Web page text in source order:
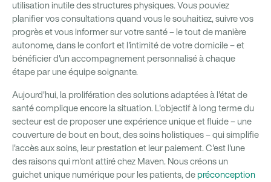
utilisation inutile des structures physiques. Vous pouviez
planifier vos consultations quand vous le souhaitiez, suivre vos
progrès et vous informer sur votre santé – le tout de manière
autonome, dans le confort et l'intimité de votre domicile – et
bénéficier d'un accompagnement personnalisé à chaque
étape par une équipe soignante.
Aujourd'hui, la prolifération des solutions adaptées à l'état de
santé complique encore la situation. L'objectif à long terme du
secteur est de proposer une expérience unique et fluide – une
couverture de bout en bout, des soins holistiques – qui simplifie
l'accès aux soins, leur prestation et leur paiement. C'est l'une
des raisons qui m'ont attiré chez Maven. Nous créons un
guichet unique numérique pour les patients, depréconception